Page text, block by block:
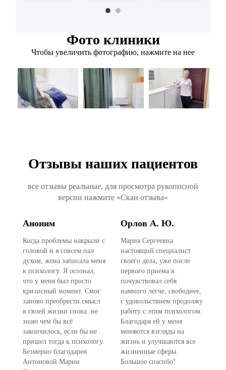
Фото клиники
Чтобы увеличить фотографию, нажмите на нее
Отзывы наших пациентов
все отзывы реальные, для просмотра рукописной
версии нажмите «Скан отзыва»
Аноним
Когда проблемы накрыли с
головой и я совсем пал
духом, жена записала меня
к психологу. Я осознал,
что у меня был просто
кризисный момент. Смог
заново преобрести смысл
в своей жизни снова. не
знаю чем бы всё
закончилось, если бы не
пришел тогда к психологу.
Безмерно благодарен
Антоновой Марии
Орлов А. Ю.
Мария Сергеевна
настоящий специалист
своего дела, уже после
первого приема я
почувствовал себя
намного легче, свободнее,
с удовольствием продолжу
работу с этим психологом.
Благодаря ей у меня
меняются взгляды на
жизнь и улучшаются все
жизненные сферы.
Большое спасибо!